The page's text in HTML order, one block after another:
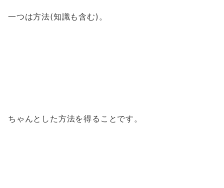
一つは方法(知識も含む)。
ちゃんとした方法を得ることです。